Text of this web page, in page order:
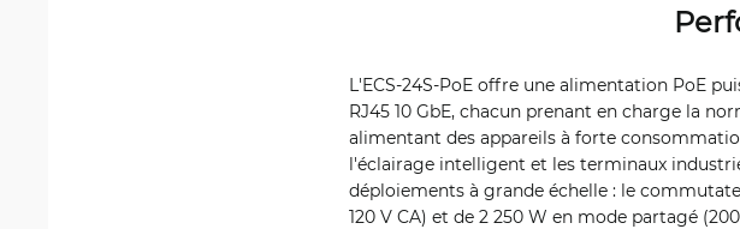
L'ECS-24S-PoE offre une alimentation PoE
RJ45 10 GbE, chacun prenant en charge la
alimentant des appareils à forte
l'éclairage intelligent et les terminaux
déploiements à grande échelle : le
120 V CA) et de 2 250 W en mode partagé